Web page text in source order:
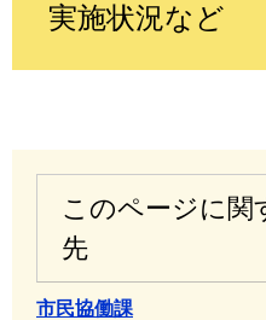
実施状況など
このページに関
先
市民協働課